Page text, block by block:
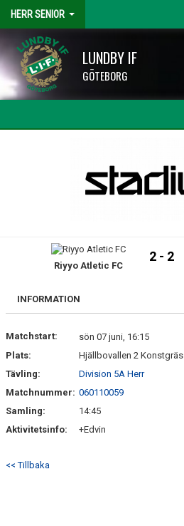
HERR SENIOR
LUNDBY IF
GÖTEBORG
BILDGALLERI
KONTAKT
Riyyo Atletic FC
2 - 2
INFORMATION
Matchstart:
sön 07 juni, 16:15
Plats:
Hjällbovallen 2 Konstgräs
Tävling:
Division 5A Herr
Matchnummer: 060110059
Samling:
14:45
Aktivitetsinfo:
+Edvin
<< Tillbaka